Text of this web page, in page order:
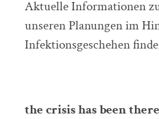
Aktuelle Informationen
unseren Planungen im
Infektionsgeschehen
the crisis has been